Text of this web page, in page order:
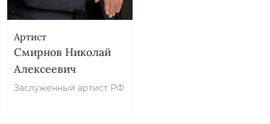
Артист
Смирнов Николай
Алексеевич
Заслуженный артист РФ